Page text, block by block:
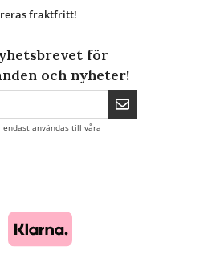
fraktfritt!
för
och nyheter!
användas till våra